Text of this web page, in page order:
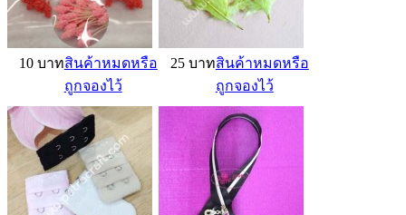
10 บาทสินค้าหมดหรือ
ถูกจองไว้
25 บาทสินค้าหมดหรือ
ถูกจองไว้